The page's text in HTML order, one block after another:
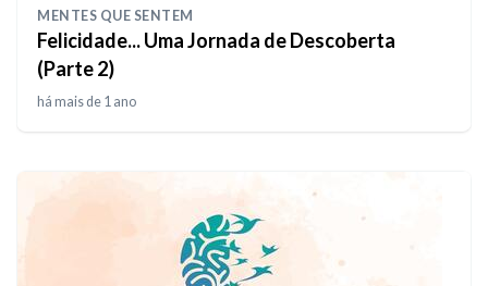
MENTES QUE SENTEM
Felicidade... Uma Jornada de Descoberta
(Parte 2)
há mais de 1 ano